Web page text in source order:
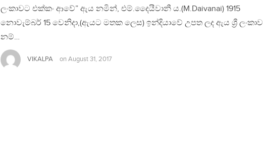
ලංකාවට එක්කං ආවේ” ඇය නමින්, එම්.දෛයීවානී ය.(M.Daivanai) 1915
නොවැම්බර් 15 වෙනිදා,(ඇයට මතක ලෙස) ඉන්දියාවේ උපත ලද ඇය ශ්‍රී ලංකාව
නම්…
VIKALPA on August 31, 2017